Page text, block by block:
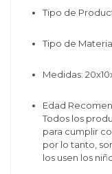
Tipo de
Tipo de
Medidas:
Edad
Todos los
para cumplir
por lo tanto,
los usen los